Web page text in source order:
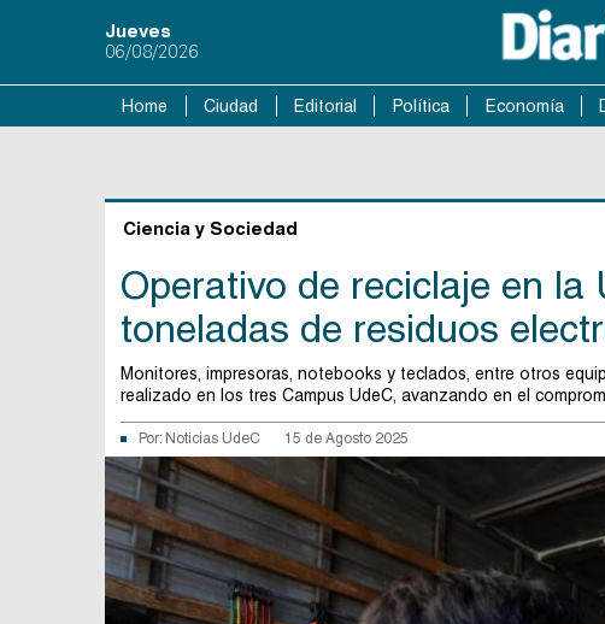
Jueves
06/08/2026
Home Ciudad Editorial Política Economía
Ciencia y Sociedad
Operativo de reciclaje en la
toneladas de residuos
Monitores, impresoras, notebooks y teclados, entre otros
realizado en los tres Campus UdeC, avanzando en el
Por: Noticias UdeC 15 de Agosto 2025